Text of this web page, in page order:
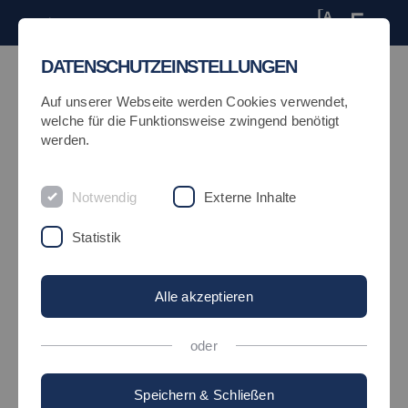
Login Hochschule A-Z
Zur
Hochschule Esslingen Intranetportal
DATENSCHUTZHINWEIS FÜR
NUTZER:INNEN DES
INTRANETPORTALS
Verantwortliche
Verantwortlicher (Art. 4 Nr. 7
DATENSCHUTZEINSTELLUNGEN
Auf unserer Webseite werden Cookies verwendet,
welche für die Funktionsweise zwingend benötigt
werden.
Notwendig Externe Inhalte
Statistik
Alle akzeptieren
oder
Speichern & Schließen